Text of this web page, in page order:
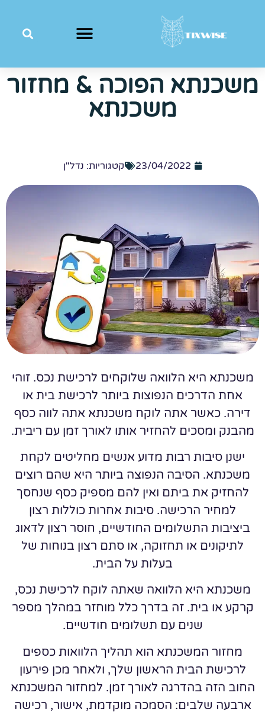
משכנתא הפוכה & מחזור
משכנתא
23/04/2022 קטגוריות: נדל"ן
משכנתא היא הלוואה שלוקחים לרכישת נכס. זוהי
אחת הדרכים הנפוצות ביותר לרכישת בית או
דירה. כאשר אתה לוקח משכנתא אתה לווה כסף
מהבנק ומסכים להחזיר אותו לאורך זמן עם ריבית.
ישנן סיבות רבות מדוע אנשים מחליטים לקחת
משכנתא. הסיבה הנפוצה ביותר היא שהם רוצים
להחזיק את ביתם ואין להם מספיק כסף שנחסך
למחיר הרכישה. סיבות אחרות כוללות רצון
ביציבות התשלומים החודשיים, חוסר רצון לדאוג
לתיקונים או תחזוקה, או סתם רצון בנוחות של
בעלות על הבית.
משכנתא היא הלוואה שאתה לוקח לרכישת נכס,
קרקע או בית. זה בדרך כלל מוחזר במהלך מספר
שנים עם תשלומים חודשיים.
מחזור המשכנתא הוא תהליך הלוואות כספים
לרכישת הבית הראשון שלך, ולאחר מכן פירעון
החוב הזה בהדרגה לאורך זמן. למחזור המשכנתא
ארבעה שלבים: הסמכה מוקדמת, אישור, רכישה